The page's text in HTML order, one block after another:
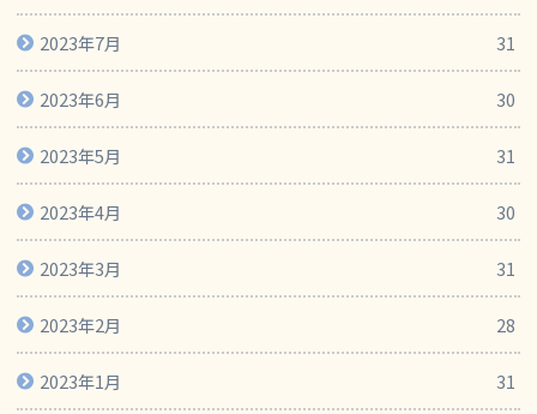
2023年7月 31
2023年6月 30
2023年5月 31
2023年4月 30
2023年3月 31
2023年2月 28
2023年1月 31